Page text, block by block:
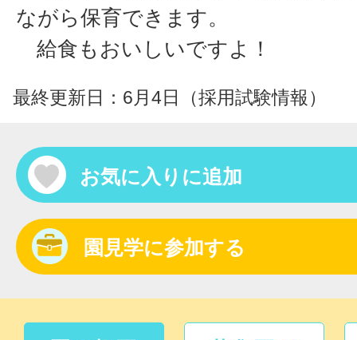
ながら保育できます。
給食もおいしいですよ！
最終更新日：6月4日（採用試験情報）
お気に入りに追加
園見学に参加する